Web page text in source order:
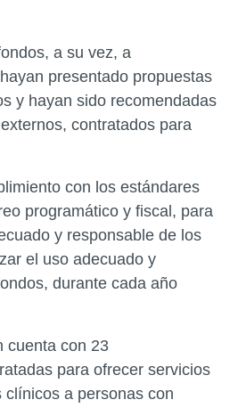
a su vez, a
presentado propuestas
y hayan sido recomendadas
contratados para
con los estándares
programático y fiscal, para
y responsable de los
el uso adecuado y
durante cada año
cuenta con 23
para ofrecer servicios
a personas con